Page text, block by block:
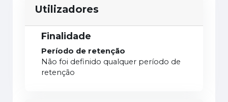
Utilizadores
Finalidade
Período de retenção
Não foi definido qualquer período de
retenção